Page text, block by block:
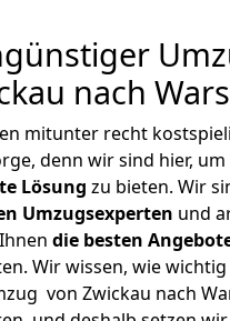
nach
mitunter recht
denn wir sind hier,
Lösung zu bieten. Wir
Umzugsexperten und
die besten
Wir wissen, wie wichtig
von Zwickau nach